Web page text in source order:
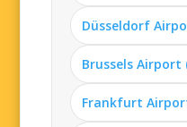
Düsseldorf
Brussels Airport
Frankfurt